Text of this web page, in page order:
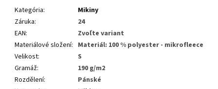
Kategória:
Mikiny
Záruka:
24
EAN:
Zvoľte variant
Materiálové složení: Materiál: 100 % polyester - mikrofleece
Velikost:
S
Gramáž:
190 g/m2
Rozdělení:
Pánské